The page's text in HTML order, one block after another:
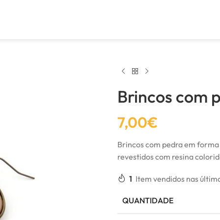
Brincos com
7,00€
Brincos com pedra em
revestidos com resina
1 Item vendidos nas
QUANTIDADE